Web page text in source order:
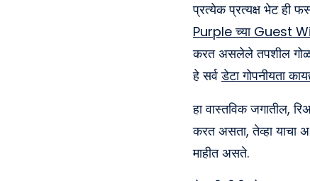
प्रत्येक प्रत्यक्ष भेट ही
Purple च्या Guest
करत असलेले तपशील
हे सर्वडेटा गोपनीयता
हा वास्तविक जगातील,
करत असता, तेव्हा याचा
माहीत असते.